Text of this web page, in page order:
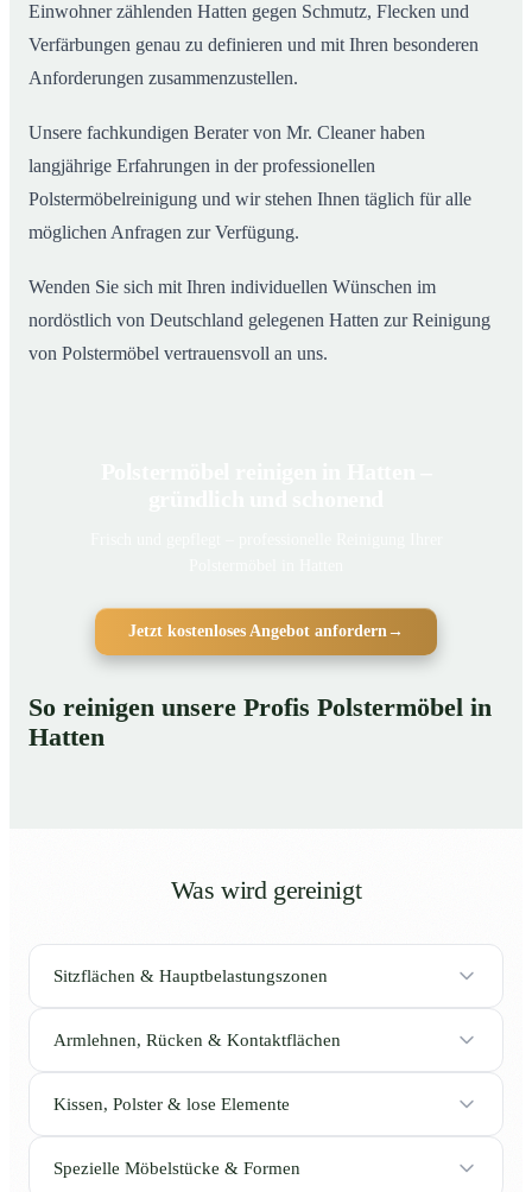
Einwohner zählenden Hatten gegen Schmutz, Flecken und
Verfärbungen genau zu definieren und mit Ihren besonderen
Anforderungen zusammenzustellen.
Unsere fachkundigen Berater von Mr. Cleaner haben
langjährige Erfahrungen in der professionellen
Polstermöbelreinigung und wir stehen Ihnen täglich für alle
möglichen Anfragen zur Verfügung.
Wenden Sie sich mit Ihren individuellen Wünschen im
nordöstlich von Deutschland gelegenen Hatten zur Reinigung
von Polstermöbel vertrauensvoll an uns.
Jetzt kostenloses Angebot anfordern→
So reinigen unsere Profis Polstermöbel in
Hatten
Was wird gereinigt
Sitzflächen & Hauptbelastungszonen
Armlehnen, Rücken & Kontaktflächen
Kissen, Polster & lose Elemente
Spezielle Möbelstücke & Formen